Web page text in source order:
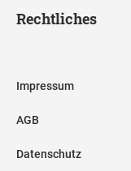
Rechtliches
Impressum
AGB
Datenschutz